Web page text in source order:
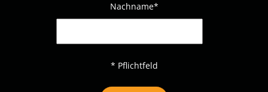
Nachname*
* Pflichtfeld